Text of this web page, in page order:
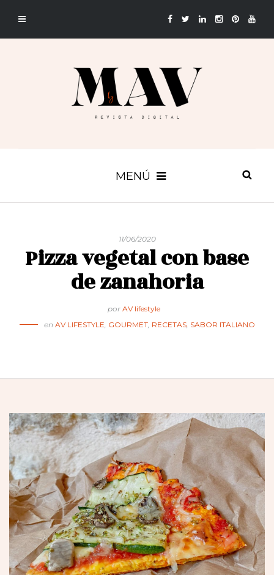
MENÚ
11/06/2020
Pizza vegetal con base
de zanahoria
por AV lifestyle
en AV LIFESTYLE, GOURMET, RECETAS, SABOR ITALIANO